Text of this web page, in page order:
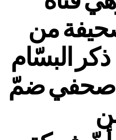
من
البسّام
صحفي ضمّ